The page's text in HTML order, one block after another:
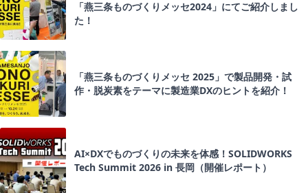
「燕三条ものづくりメッセ2024」にてご紹介しまし
た！
「燕三条ものづくりメッセ 2025」で製品開発・試
作・脱炭素をテーマに製造業DXのヒントを紹介！
AI×DXでものづくりの未来を体感！SOLIDWORKS
Tech Summit 2026 in 長岡（開催レポート）